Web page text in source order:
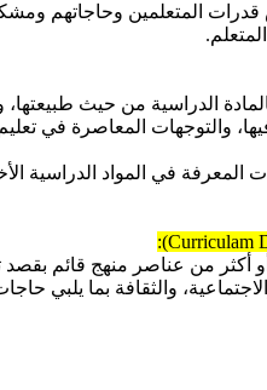
المتعلمين وحاجاتهم
الدراسية من حيث
والتوجهات المعاصرة في تعليم
المعرفة في المواد الدراسية
من عناصر منهج قائم بقصد
والثقافة بما يلبي